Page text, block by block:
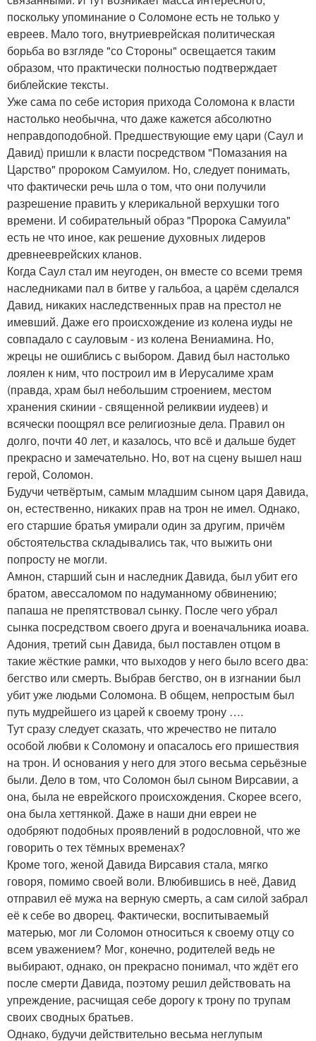
поскольку упоминание о Соломоне есть не только у
евреев. Мало того, внутриеврейская политическая
борьба во взгляде "со Стороны" освещается таким
образом, что практически полностью подтверждает
библейские тексты.
Уже сама по себе история прихода Соломона к власти
настолько необычна, что даже кажется абсолютно
неправдоподобной. Предшествующие ему цари (Саул и
Давид) пришли к власти посредством "Помазания на
Царство" пророком Самуилом. Но, следует понимать,
что фактически речь шла о том, что они получили
разрешение править у клерикальной верхушки того
времени. И собирательный образ "Пророка Самуила"
есть не что иное, как решение духовных лидеров
древнееврейских кланов.
Когда Саул стал им неугоден, он вместе со всеми тремя
наследниками пал в битве у гальбоа, а царём сделался
Давид, никаких наследственных прав на престол не
имевший. Даже его происхождение из колена иуды не
совпадало с сауловым - из колена Вениамина. Но,
жрецы не ошиблись с выбором. Давид был настолько
лоялен к ним, что построил им в Иерусалиме храм
(правда, храм был небольшим строением, местом
хранения скинии - священной реликвии иудеев) и
всячески поощрял все религиозные дела. Правил он
долго, почти 40 лет, и казалось, что всё и дальше будет
прекрасно и замечательно. Но, вот на сцену вышел наш
герой, Соломон.
Будучи четвёртым, самым младшим сыном царя Давида,
он, естественно, никаких прав на трон не имел. Однако,
его старшие братья умирали один за другим, причём
обстоятельства складывались так, что выжить они
попросту не могли.
Амнон, старший сын и наследник Давида, был убит его
братом, авессаломом по надуманному обвинению;
папаша не препятствовал сынку. После чего убрал
сынка посредством своего друга и военачальника иоава.
Адония, третий сын Давида, был поставлен отцом в
такие жёсткие рамки, что выходов у него было всего два:
бегство или смерть. Выбрав бегство, он в изгнании был
убит уже людьми Соломона. В общем, непростым был
путь мудрейшего из царей к своему трону ….
Тут сразу следует сказать, что жречество не питало
особой любви к Соломону и опасалось его пришествия
на трон. И основания у него для этого весьма серьёзные
были. Дело в том, что Соломон был сыном Вирсавии, а
она, была не еврейского происхождения. Скорее всего,
она была хеттянкой. Даже в наши дни евреи не
одобряют подобных проявлений в родословной, что же
говорить о тех тёмных временах?
Кроме того, женой Давида Вирсавия стала, мягко
говоря, помимо своей воли. Влюбившись в неё, Давид
отправил её мужа на верную смерть, а сам силой забрал
её к себе во дворец. Фактически, воспитываемый
матерью, мог ли Соломон относиться к своему отцу со
всем уважением? Мог, конечно, родителей ведь не
выбирают, однако, он прекрасно понимал, что ждёт его
после смерти Давида, поэтому решил действовать на
упреждение, расчищая себе дорогу к трону по трупам
своих сводных братьев.
Однако, будучи действительно весьма неглупым